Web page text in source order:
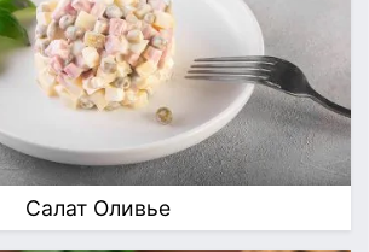
Салат Оливье